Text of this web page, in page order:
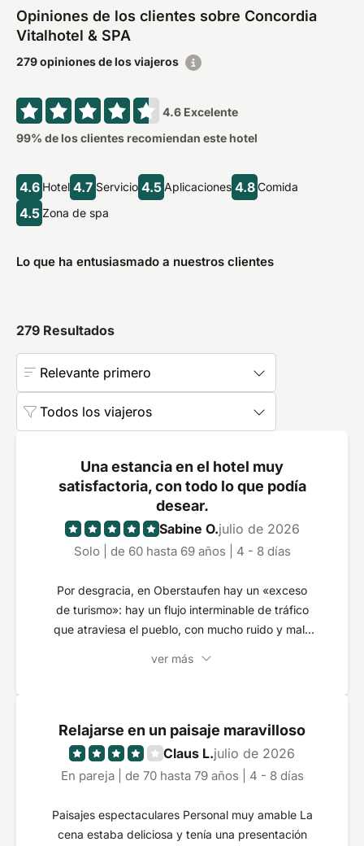
Opiniones de los clientes sobre Concordia
Vitalhotel & SPA
279 opiniones de los viajeros
4.6 Excelente
99% de los clientes recomiendan este hotel
4.6 Hotel 4.7 Servicio 4.5 Aplicaciones 4.8 Comida
4.5 Zona de spa
Lo que ha entusiasmado a nuestros clientes
279 Resultados
Relevante primero
Todos los viajeros
Una estancia en el hotel muy
satisfactoria, con todo lo que podía
desear.
Sabine O.julio de 2026
Solo | de 60 hasta 69 años | 4 - 8 días
Por desgracia, en Oberstaufen hay un «exceso
de turismo»: hay un flujo interminable de tráfico
que atraviesa el pueblo, con mucho ruido y mala
ver más
Relajarse en un paisaje maravilloso
Claus L.julio de 2026
En pareja | de 70 hasta 79 años | 4 - 8 días
Paisajes espectaculares Personal muy amable La
cena estaba deliciosa y tenía una presentación